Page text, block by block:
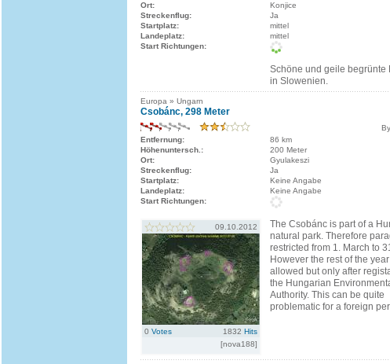
Ort:
Konjice
Streckenflug:
Ja
Startplatz:
mittel
Landeplatz:
mittel
Start Richtungen:
Schöne und geile begrünte
in Slowenien.
Europa » Ungarn
Csobánc, 298 Meter
Entfernung:
86 km
Höhenuntersch.:
200 Meter
Ort:
Gyulakeszi
Streckenflug:
Ja
Startplatz:
Keine Angabe
Landeplatz:
Keine Angabe
Start Richtungen:
09.10.2012
0 Votes 1832 Hits
[nova188]
The Csobánc is part of a
natural park. Therefore
restricted from 1. March to
However the rest of the
allowed but only after
the Hungarian
Authority. This can be quite
problematic for a foreign